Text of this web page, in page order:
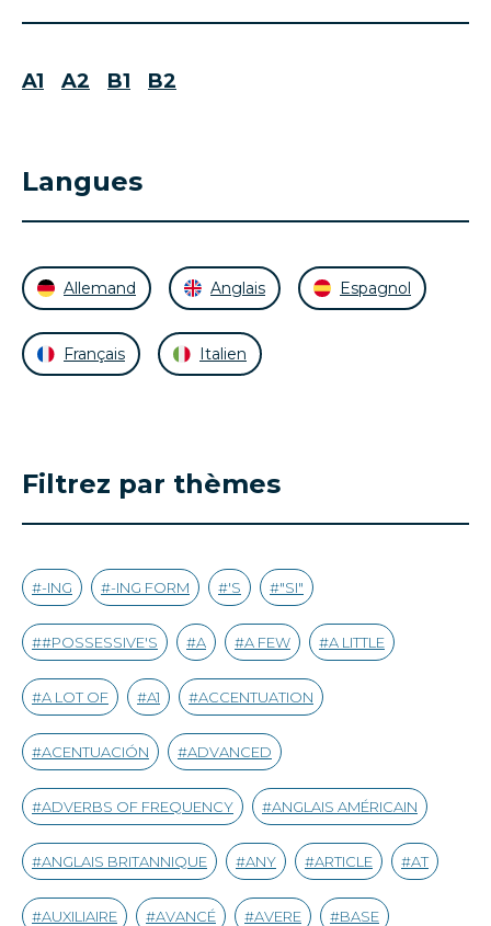
A1 A2 B1 B2
Langues
Allemand Anglais Espagnol
Français Italien
Filtrez par thèmes
-ING -ING FORM 'S "SI"
#POSSESSIVE'S A A FEW A LITTLE
A LOT OF A1 ACCENTUATION
ACENTUACIÓN ADVANCED
ADVERBS OF FREQUENCY ANGLAIS AMÉRICAIN
ANGLAIS BRITANNIQUE ANY ARTICLE AT
AUXILIAIRE AVANCÉ AVERE BASE